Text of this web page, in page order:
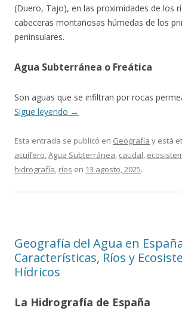
(Duero, Tajo), en las proximidades de los
cabeceras montañosas húmedas de los
peninsulares.
Agua Subterránea o Freática
Son aguas que se infiltran por rocas
Sigue leyendo →
Esta entrada se publicó en Geografía y está
acuífero,Agua Subterránea, caudal,
hidrografía, ríos en 13 agosto, 2025.
Geografía del Agua en
Características, Ríos y
Hídricos
La Hidrografía de España